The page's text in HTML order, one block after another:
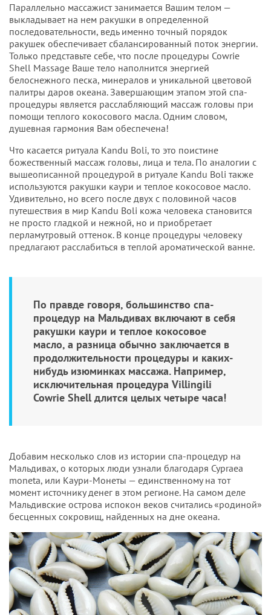
Параллельно массажист занимается Вашим телом —
выкладывает на нем ракушки в определенной
последовательности, ведь именно точный порядок
ракушек обеспечивает сбалансированный поток энергии.
Только представьте себе, что после процедуры Cowrie
Shell Massage Ваше тело наполнится энергией
белоснежного песка, минералов и уникальной цветовой
палитры даров океана. Завершающим этапом этой спа-
процедуры является расслабляющий массаж головы при
помощи теплого кокосового масла. Одним словом,
душевная гармония Вам обеспечена!
Что касается ритуала Kandu Boli, то это поистине
божественный массаж головы, лица и тела. По аналогии с
вышеописанной процедурой в ритуале Kandu Boli также
используются ракушки каури и теплое кокосовое масло.
Удивительно, но всего после двух с половиной часов
путешествия в мир Kandu Boli кожа человека становится
не просто гладкой и нежной, но и приобретает
перламутровый оттенок. В конце процедуры человеку
предлагают расслабиться в теплой ароматической ванне.
По правде говоря, большинство спа-
процедур на Мальдивах включают в себя
ракушки каури и теплое кокосовое
масло, а разница обычно заключается в
продолжительности процедуры и каких-
нибудь изюминках массажа. Например,
исключительная процедура Villingili
Cowrie Shell длится целых четыре часа!
Добавим несколько слов из истории спа-процедур на
Мальдивах, о которых люди узнали благодаря Cypraea
moneta, или Каури-Монеты — единственному на тот
момент источнику денег в этом регионе. На самом деле
Мальдивские острова испокон веков считались «родиной»
бесценных сокровищ, найденных на дне океана.